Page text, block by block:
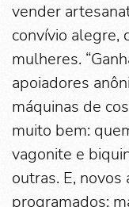
vender
convívio alegre,
mulheres.
apoiadores
máquinas de
muito bem:
vagonite e
outras. E,
programados: